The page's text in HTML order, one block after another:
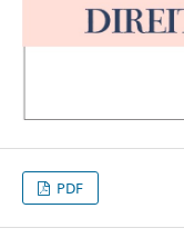
PDF